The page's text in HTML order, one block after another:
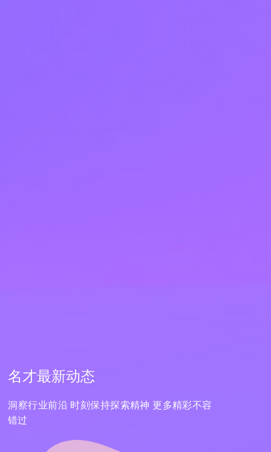
名才最新动态
洞察行业前沿 时刻保持探索精神 更多精彩不容
错过